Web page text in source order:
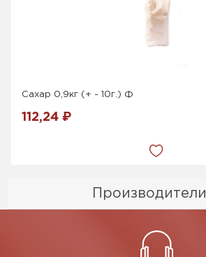
Производители
Сахар 0,9кг (+ - 10г.) Ф
112,24 ₽